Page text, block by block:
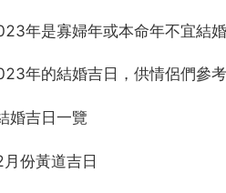
年是寡婦年或本命年不宜結婚
年的結婚吉日，供情侶們參
婚吉日一覽
份黃道吉日